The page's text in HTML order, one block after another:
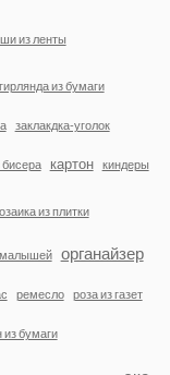
из ленты
гирлянда из бумаги
заклакдка-уголок
картон киндеры
из плитки
малышей органайзер
ремесло роза из газет
из бумаги